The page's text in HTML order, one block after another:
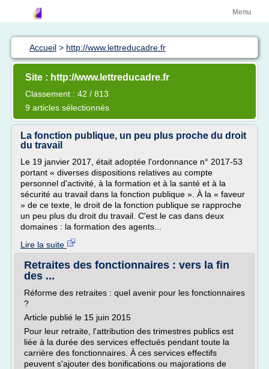
Menu
Accueil > http://www.lettreducadre.fr
Site : http://www.lettreducadre.fr
Classement : 42 / 813
9 articles sélectionnés
La fonction publique, un peu plus proche du droit
du travail
Le 19 janvier 2017, était adoptée l'ordonnance n° 2017-53
portant « diverses dispositions relatives au compte
personnel d'activité, à la formation et à la santé et à la
sécurité au travail dans la fonction publique ». À la « faveur
» de ce texte, le droit de la fonction publique se rapproche
un peu plus du droit du travail. C'est le cas dans deux
domaines : la formation des agents...
Lire la suite
Retraites des fonctionnaires : vers la fin
des ...
Réforme des retraites : quel avenir pour les fonctionnaires
?
Article publié le 15 juin 2015
Pour leur retraite, l'attribution des trimestres publics est
liée à la durée des services effectués pendant toute la
carrière des fonctionnaires. À ces services effectifs
peuvent s'ajouter des bonifications ou majorations de